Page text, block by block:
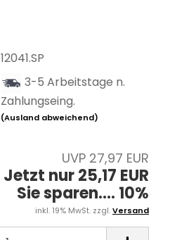
12041.SP
3-5 Arbeitstage n.
Zahlungseing.
(Ausland abweichend)
UVP 27,97 EUR
Jetzt nur 25,17 EUR
Sie sparen.... 10%
inkl. 19% MwSt. zzgl.Versand